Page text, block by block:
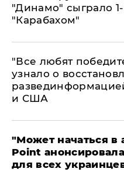
"Динамо" сыграло
"Карабахом"
​"Все любят
узнало о
и США
"Может начаться в
Point
для всех